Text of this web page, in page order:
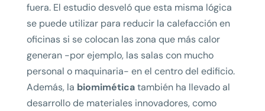
fuera. El estudio desveló que esta misma lógica
se puede utilizar para reducir la calefacción en
oficinas si se colocan las zona que más calor
generan -por ejemplo, las salas con mucho
personal o maquinaria- en el centro del edificio.
Además, la biomiméticatambién ha llevado al
desarrollo de materiales innovadores, como